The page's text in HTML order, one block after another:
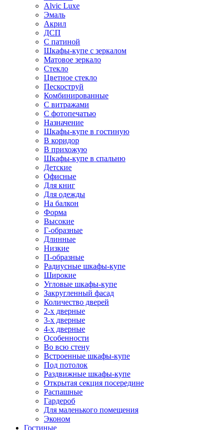
Alvic Luxe
Эмаль
Акрил
ДСП
С патиной
Шкафы-купе с зеркалом
Матовое зеркало
Стекло
Цветное стекло
Пескоструй
Комбинированные
С витражами
С фотопечатью
Назначение
Шкафы-купе в гостиную
В коридор
В прихожую
Шкафы-купе в спальню
Детские
Офисные
Для книг
Для одежды
На балкон
Форма
Высокие
Г-образные
Длинные
Низкие
П-образные
Радиусные шкафы-купе
Широкие
Угловые шкафы-купе
Закругленный фасад
Количество дверей
2-х дверные
3-х дверные
4-х дверные
Особенности
Во всю стену
Встроенные шкафы-купе
Под потолок
Раздвижные шкафы-купе
Открытая секция посередине
Распашные
Гардероб
Для маленького помещения
Эконом
Гостиные